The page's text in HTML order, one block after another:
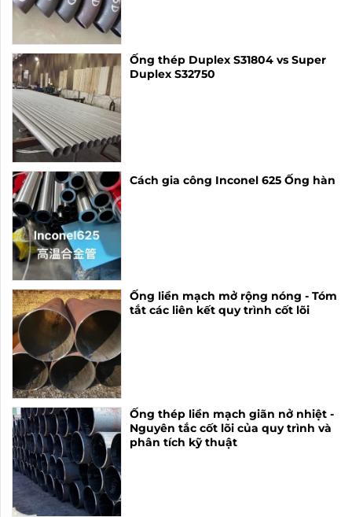
Ống thép Duplex S31804 vs Super
Duplex S32750
Cách gia công Inconel 625 Ống hàn
Ống liền mạch mở rộng nóng - Tóm
tắt các liên kết quy trình cốt lõi
Ống thép liền mạch giãn nở nhiệt -
Nguyên tắc cốt lõi của quy trình và
phân tích kỹ thuật